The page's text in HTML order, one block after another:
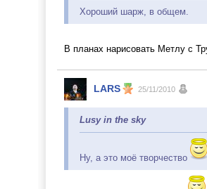
Хороший шарж, в общем.
В планах нарисовать Метлу с
LARS 25/11/2010
Lusy in the sky
Ну, а это моё творчество